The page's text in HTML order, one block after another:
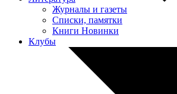
Журналы и газеты
Списки, памятки
Книги Новинки
Клубы